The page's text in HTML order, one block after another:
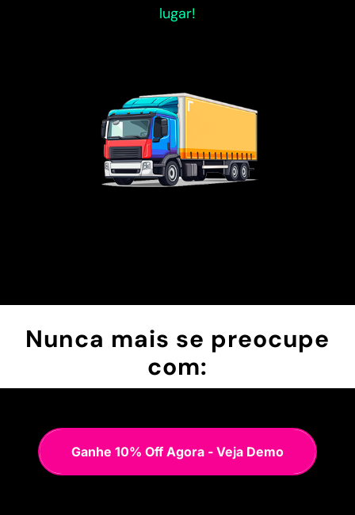
lugar!
Nunca mais se preocupe
com:
Ganhe 10% Off Agora - Veja Demo